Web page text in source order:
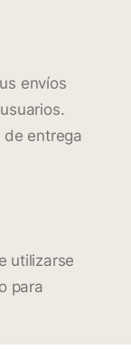
envíos
de entrega
utilizarse
para